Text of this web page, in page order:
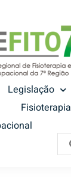
Legislação
Fisioterapia